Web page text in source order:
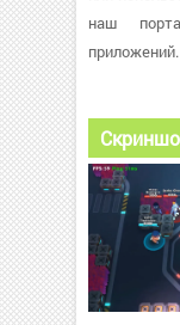
наш
приложений.